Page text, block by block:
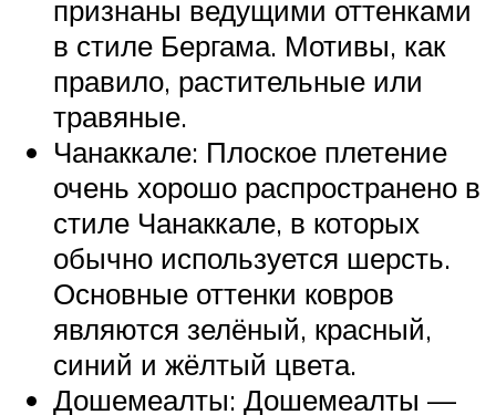
признаны ведущими оттенками
в стиле Бергама. Мотивы, как
правило, растительные или
травяные.
Чанаккале: Плоское плетение
очень хорошо распространено в
стиле Чанаккале, в которых
обычно используется шерсть.
Основные оттенки ковров
являются зелёный, красный,
синий и жёлтый цвета.
Дошемеалты: Дошемеалты —